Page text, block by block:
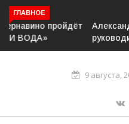
ГЛАВНОЕ
Александр Дрозденко
руководителями
9 августа,